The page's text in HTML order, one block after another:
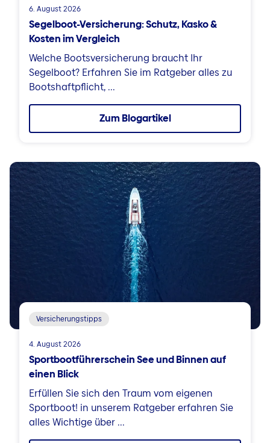
6. August 2026
Segelboot-Versicherung: Schutz, Kasko &
Kosten im Vergleich
Welche Bootsversicherung braucht Ihr
Segelboot? Erfahren Sie im Ratgeber alles zu
Bootshaftpflicht, ...
Zum Blogartikel
Versicherungstipps
4. August 2026
Sportbootführerschein See und Binnen auf
einen Blick
Erfüllen Sie sich den Traum vom eigenen
Sportboot! in unserem Ratgeber erfahren Sie
alles Wichtige über ...